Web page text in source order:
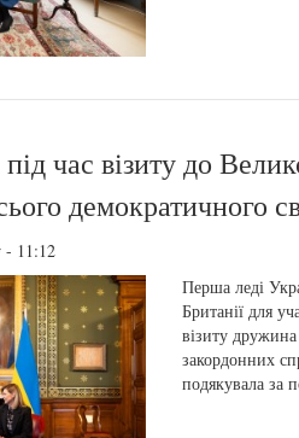
час візиту до
демократичного
- 11:12
Перша леді
Британії для
візиту дружина
закордонних
подякувала за